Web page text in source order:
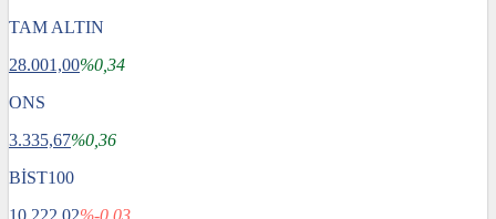
TAM ALTIN
28.001,00%0,34
ONS
3.335,67%0,36
BİST100
10.222,02%-0,03